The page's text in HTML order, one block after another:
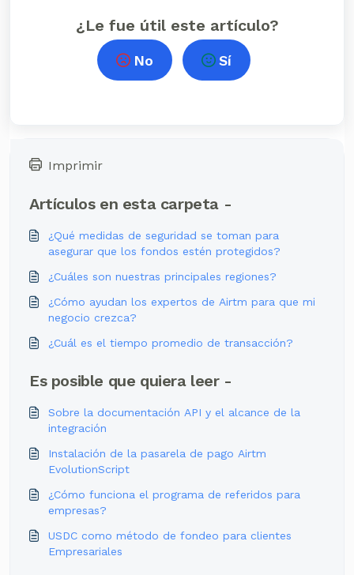
¿Le fue útil este artículo?
No Sí
Imprimir
Artículos en esta carpeta -
¿Qué medidas de seguridad se toman para
asegurar que los fondos estén protegidos?
¿Cuáles son nuestras principales regiones?
¿Cómo ayudan los expertos de Airtm para que mi
negocio crezca?
¿Cuál es el tiempo promedio de transacción?
Es posible que quiera leer -
Sobre la documentación API y el alcance de la
integración
Instalación de la pasarela de pago Airtm
EvolutionScript
¿Cómo funciona el programa de referidos para
empresas?
USDC como método de fondeo para clientes
Empresariales